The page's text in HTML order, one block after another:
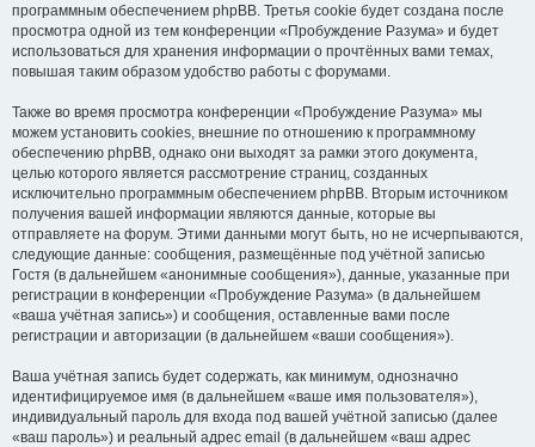
программным обеспечением phpBB. Третья cookie будет создана после
просмотра одной из тем конференции «Пробуждение Разума» и будет
использоваться для хранения информации о прочтённых вами темах,
повышая таким образом удобство работы с форумами.
Также во время просмотра конференции «Пробуждение Разума» мы
можем установить cookies, внешние по отношению к программному
обеспечению phpBB, однако они выходят за рамки этого документа,
целью которого является рассмотрение страниц, созданных
исключительно программным обеспечением phpBB. Вторым источником
получения вашей информации являются данные, которые вы
отправляете на форум. Этими данными могут быть, но не исчерпываются,
следующие данные: сообщения, размещённые под учётной записью
Гостя (в дальнейшем «анонимные сообщения»), данные, указанные при
регистрации в конференции «Пробуждение Разума» (в дальнейшем
«ваша учётная запись») и сообщения, оставленные вами после
регистрации и авторизации (в дальнейшем «ваши сообщения»).
Ваша учётная запись будет содержать, как минимум, однозначно
идентифицируемое имя (в дальнейшем «ваше имя пользователя»),
индивидуальный пароль для входа под вашей учётной записью (далее
«ваш пароль») и реальный адрес email (в дальнейшем «ваш адрес